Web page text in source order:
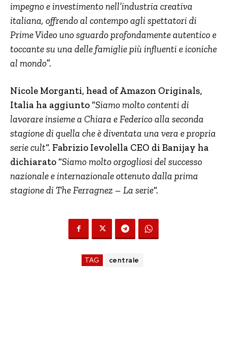
impegno e investimento nell’industria creativa
italiana, offrendo al contempo agli spettatori di
Prime Video uno sguardo profondamente autentico e
toccante su una delle famiglie più influenti e iconiche
al mondo”.
Nicole Morganti, head of Amazon Originals,
Italia ha aggiunto “Siamo molto contenti di
lavorare insieme a Chiara e Federico alla seconda
stagione di quella che è diventata una vera e propria
serie cult“. Fabrizio Ievolella CEO di Banijay ha
dichiarato “Siamo molto orgogliosi del successo
nazionale e internazionale ottenuto dalla prima
stagione di The Ferragnez – La serie“.
TAG centrale